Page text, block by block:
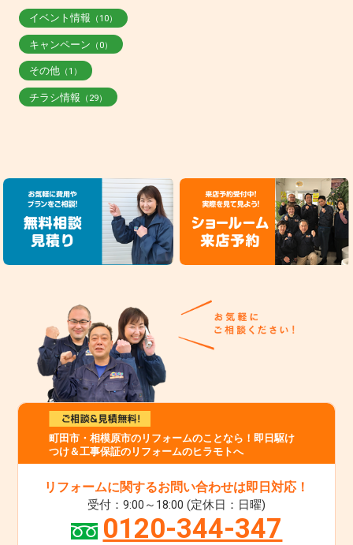
イベント情報 （10）
キャンペーン （0）
その他（1）
チラシ情報 （29）
町田市・相模原市のリフォームのことなら！即日駆け
つけ＆工事保証のリフォームのヒラモトへ
リフォームに関するお問い合わせは即日対応！
受付：9:00～18:00 (定休日：日曜)
0120-344-347